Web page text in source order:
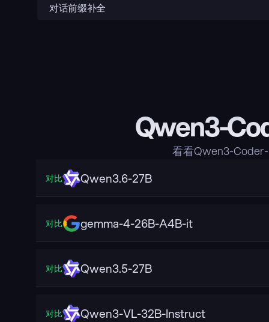
对话前缀补全
Qwen3-
看看Qwen3-
对比 Qwen3.6-27B
对比 gemma-4-26B-A4B-it
对比 Qwen3.5-27B
对比 Qwen3-VL-32B-Instruct